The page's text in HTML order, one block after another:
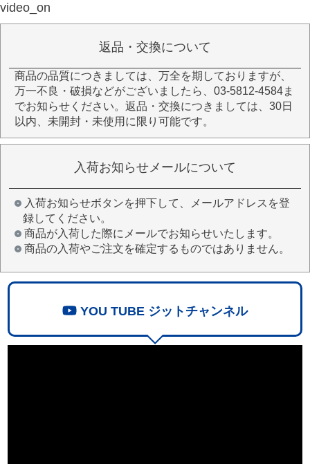
video_on
返品・交換について
商品の品質につきましては、万全を期しておりますが、
万一不良・破損などがございましたら、03-5812-4584ま
でお知らせください。返品・交換につきましては、30日
以内、未開封・未使用に限り可能です。
入荷お知らせメールについて
入荷お知らせボタンを押下して、メールアドレスを登
録してください。
商品が入荷した際にメールでお知らせいたします。
商品の入荷やご注文を確定するものではありません。
YOU TUBE ジットチャンネル